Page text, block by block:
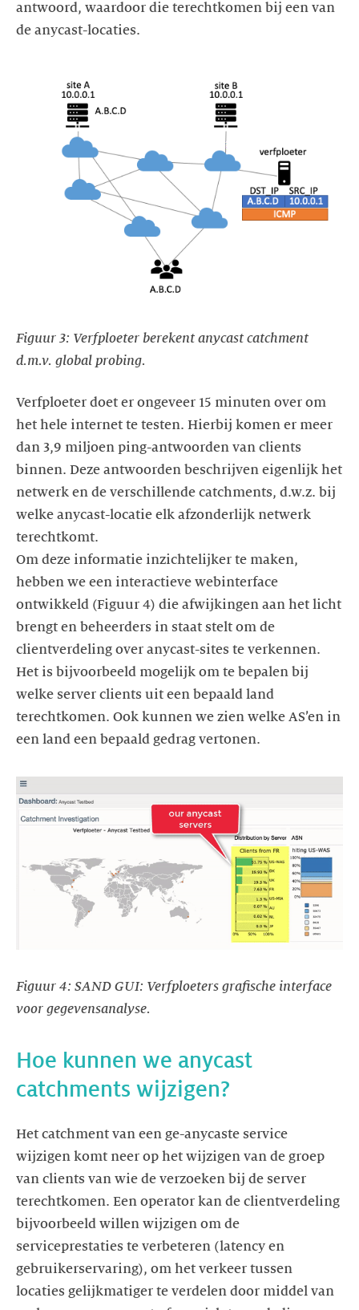
antwoord, waardoor die terechtkomen bij een van
de anycast-locaties.
Figuur 3: Verfploeter berekent anycast catchment
d.m.v. global probing.
Verfploeter doet er ongeveer 15 minuten over om
het hele internet te testen. Hierbij komen er meer
dan 3,9 miljoen ping-antwoorden van clients
binnen. Deze antwoorden beschrijven eigenlijk het
netwerk en de verschillende catchments, d.w.z. bij
welke anycast-locatie elk afzonderlijk netwerk
terechtkomt.
Om deze informatie inzichtelijker te maken,
hebben we een interactieve webinterface
ontwikkeld (Figuur 4) die afwijkingen aan het licht
brengt en beheerders in staat stelt om de
clientverdeling over anycast-sites te verkennen.
Het is bijvoorbeeld mogelijk om te bepalen bij
welke server clients uit een bepaald land
terechtkomen. Ook kunnen we zien welke AS’en in
Figuur 4: SAND GUI: Verfploeters grafische interface
voor gegevensanalyse.
Hoe kunnen we anycast
Het catchment van een ge-anycaste service
wijzigen komt neer op het wijzigen van de groep
van clients van wie de verzoeken bij de server
terechtkomen. Een operator kan de clientverdeling
bijvoorbeeld willen wijzigen om de
serviceprestaties te verbeteren (latency en
gebruikerservaring), om het verkeer tussen
locaties gelijkmatiger te verdelen door middel van